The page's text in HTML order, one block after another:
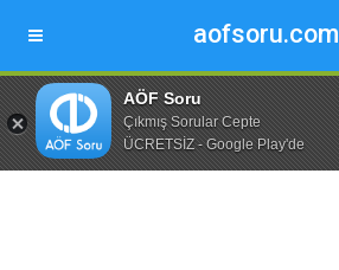
aofsoru.com
AÖF Soru
Çıkmış Sorular Cepte
ÜCRETSİZ - Google Play'de